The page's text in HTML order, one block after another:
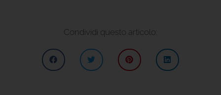
Condividi questo articolo: